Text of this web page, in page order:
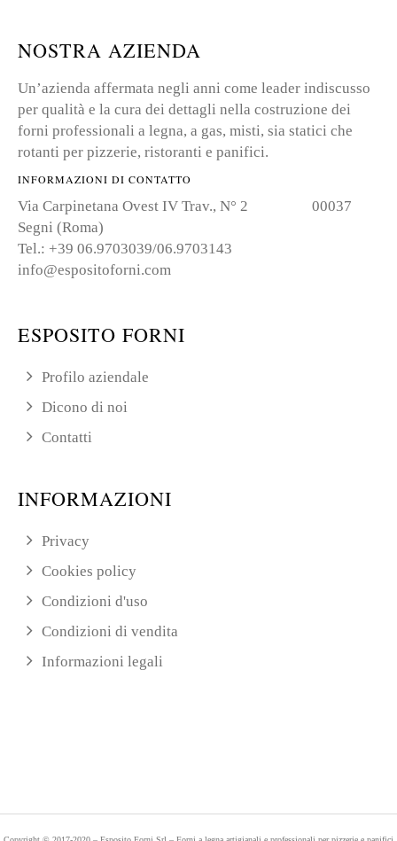
NOSTRA AZIENDA
Un’azienda affermata negli anni come leader indiscusso
per qualità e la cura dei dettagli nella costruzione dei
forni professionali a legna, a gas, misti, sia statici che
rotanti per pizzerie, ristoranti e panifici.
INFORMAZIONI DI CONTATTO
Via Carpinetana Ovest IV Trav., N° 2 00037
Segni (Roma)
Tel.: +39 06.9703039/06.9703143
info@espositoforni.com
ESPOSITO FORNI
Profilo aziendale
Dicono di noi
Contatti
INFORMAZIONI
Privacy
Cookies policy
Condizioni d'uso
Condizioni di vendita
Informazioni legali